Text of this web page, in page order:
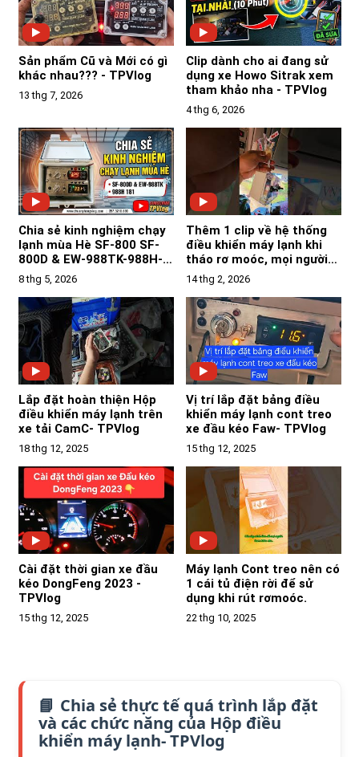
Sản phẩm Cũ và Mới có gì
khác nhau??? - TPVlog
13 thg 7, 2026
Clip dành cho ai đang sử
dụng xe Howo Sitrak xem
tham khảo nha - TPVlog
4 thg 6, 2026
Chia sẻ kinh nghiệm chạy
lạnh mùa Hè SF-800 SF-
800D & EW-988TK-988H-
181Y-183Z - TPVlog
8 thg 5, 2026
Thêm 1 clip về hệ thống
điều khiển máy lạnh khi
tháo rơ moóc, mọi người
tham khảo nha-TPVlog
14 thg 2, 2026
Lắp đặt hoàn thiện Hộp
điều khiển máy lạnh trên
xe tải CamC- TPVlog
18 thg 12, 2025
Vị trí lắp đặt bảng điều
khiển máy lạnh cont treo
xe đầu kéo Faw- TPVlog
15 thg 12, 2025
Cài đặt thời gian xe đầu
kéo DongFeng 2023 -
TPVlog
15 thg 12, 2025
Máy lạnh Cont treo nên có
1 cái tủ điện rời để sử
dụng khi rút rơmoóc.
22 thg 10, 2025
Chia sẻ thực tế quá trình lắp đặt
và các chức năng của Hộp điều
khiển máy lạnh- TPVlog